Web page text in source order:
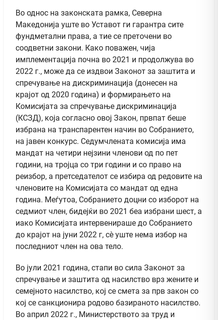
Во однос на законската рамка, Северна
Македонија уште во Уставот ги гарантра сите
фундметални права, а тие се преточени во
соодветни закони. Како поважен, чија
имплементација почна во 2021 и продолжува во
2022 г., може да се издвои Законот за заштита и
спречување на дискриминација (донесен на
крајот од 2020 година) и формирањето на
Комисијата за спречување дискриминација
(КСЗД), која согласно овој Закон, првпат беше
избрана на транспарентен начин во Собранието,
на јавен конкурс. Седумчлената комисија има
мандат на четири нејзини членови од по пет
години, на тројца со три години и со право на
реизбор, а претседателот се избира од редовите на
членовите на Комисијата со мандат од една
година. Меѓутоа, Собранието доцни со изборот на
седмиот член, бидејќи во 2021 беа избрани шест, а
иако Комисијата интервенираше до Собранието
до крајот на јуни 2022 г, сѐ уште нема избор на
последниот член на ова тело.
Во јули 2021 година, стапи во сила Законот за
спречување и заштита од насилство врз жените и
семејното насилство, кој се смета за прв закон со
кој се санкционира родово базираното насилство.
Во април 2022 г., Министерството за труд и